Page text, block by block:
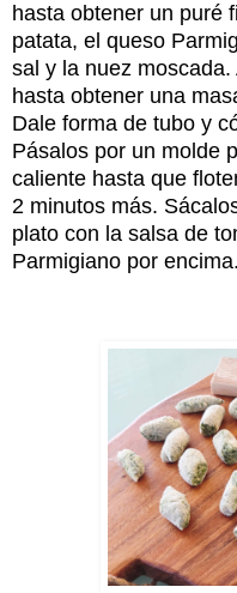
hasta obtener un puré
patata, el queso
sal y la nuez
hasta obtener una
Dale forma de tubo y
Pásalos por un molde
caliente hasta que
2 minutos más.
plato con la salsa de
Parmigiano por